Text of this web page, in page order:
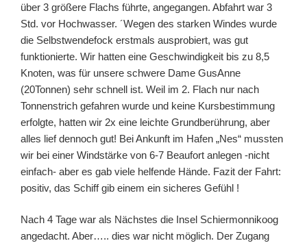
über 3 größere Flachs führte, angegangen. Abfahrt war 3
Std. vor Hochwasser. ´Wegen des starken Windes wurde
die Selbstwendefock erstmals ausprobiert, was gut
funktionierte. Wir hatten eine Geschwindigkeit bis zu 8,5
Knoten, was für unsere schwere Dame GusAnne
(20Tonnen) sehr schnell ist. Weil im 2. Flach nur nach
Tonnenstrich gefahren wurde und keine Kursbestimmung
erfolgte, hatten wir 2x eine leichte Grundberührung, aber
alles lief dennoch gut! Bei Ankunft im Hafen „Nes“ mussten
wir bei einer Windstärke von 6-7 Beaufort anlegen -nicht
einfach- aber es gab viele helfende Hände. Fazit der Fahrt:
positiv, das Schiff gib einem ein sicheres Gefühl !
Nach 4 Tage war als Nächstes die Insel Schiermonnikoog
angedacht. Aber….. dies war nicht möglich. Der Zugang